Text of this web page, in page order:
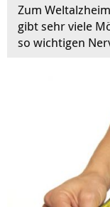
Zum
gibt sehr viele
so wichtigen